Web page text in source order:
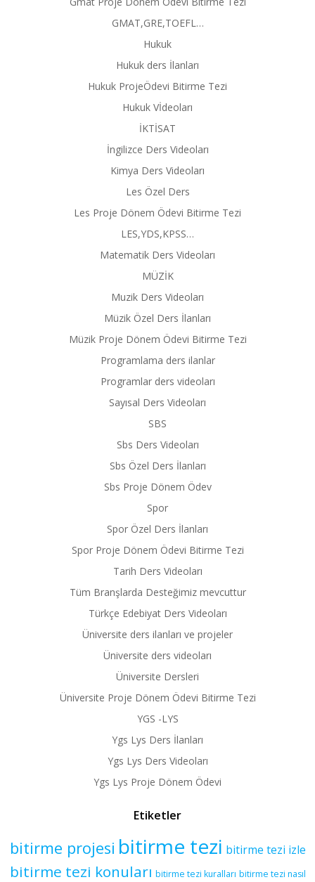
GMAT,GRE,TOEFL…
Hukuk
Hukuk ders İlanları
Hukuk ProjeÖdevi Bitirme Tezi
Hukuk Vİdeoları
İKTİSAT
İngilizce Ders Videoları
Kimya Ders Videoları
Les Özel Ders
Les Proje Dönem Ödevi Bitirme Tezi
LES,YDS,KPSS…
Matematik Ders Videoları
MÜZİK
Muzik Ders Videoları
Müzik Özel Ders İlanları
Müzik Proje Dönem Ödevi Bitirme Tezi
Programlama ders ilanlar
Programlar ders videoları
Sayısal Ders Videoları
SBS
Sbs Ders Videoları
Sbs Özel Ders İlanları
Sbs Proje Dönem Ödev
Spor
Spor Özel Ders İlanları
Spor Proje Dönem Ödevi Bitirme Tezi
Tarih Ders Videoları
Tüm Branşlarda Desteğimiz mevcuttur
Türkçe Edebiyat Ders Videoları
Üniversite ders ilanları ve projeler
Üniversite ders videoları
Üniversite Dersleri
Üniversite Proje Dönem Ödevi Bitirme Tezi
YGS -LYS
Ygs Lys Ders İlanları
Ygs Lys Ders Videoları
Ygs Lys Proje Dönem Ödevi
Etiketler
bitirme projesi bitirme tezi bitirme tezi izle
bitirme tezi konuları bitirme tezi kuralları bitirme tezi nasıl